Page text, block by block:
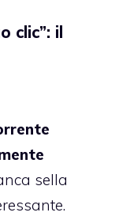
clic”: il
sella